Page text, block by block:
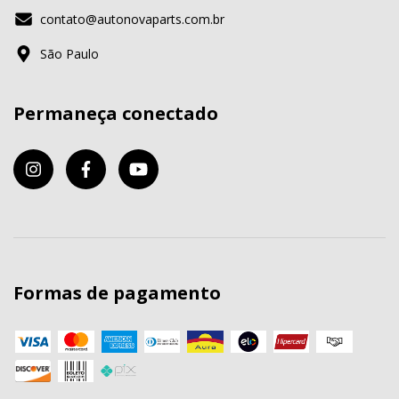
contato@autonovaparts.com.br
São Paulo
Permaneça conectado
Formas de pagamento